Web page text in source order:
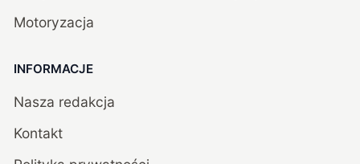
Motoryzacja
INFORMACJE
Nasza redakcja
Kontakt